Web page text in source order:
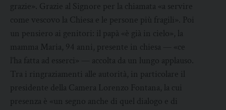
grazie». Grazie al Signore per la chiamata «a servire
come vescovo la Chiesa e le persone più fragili». Poi
un pensiero ai genitori: il papà «è già in cielo», la
mamma Maria, 94 anni, presente in chiesa — «ce
l’ha fatta ad esserci» — accolta da un lungo applauso.
Tra i ringraziamenti alle autorità, in particolare il
presidente della Camera Lorenzo Fontana, la cui
presenza è «un segno anche di quel dialogo e di